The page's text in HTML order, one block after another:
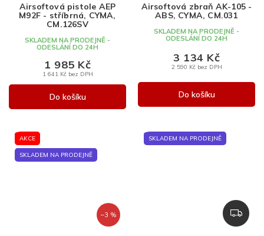
Airsoftová pistole AEP
M92F - stříbrná, CYMA,
CM.126SV
SKLADEM NA PRODEJNĚ -
ODESLÁNÍ DO 24H
1 641 Kč bez DPH
1 985 Kč
Do košíku
Airsoftová zbraň AK-105 -
ABS, CYMA, CM.031
SKLADEM NA PRODEJNĚ -
ODESLÁNÍ DO 24H
2 590 Kč bez DPH
3 134 Kč
Do košíku
AKCE
SKLADEM NA PRODEJNĚ
–3 %
SKLADEM NA PRODEJNĚ
Z
D